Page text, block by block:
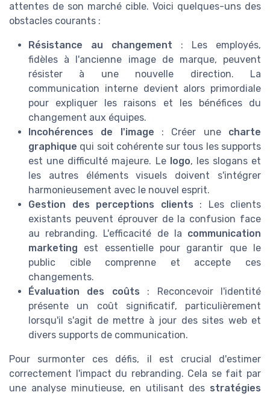
attentes de son marché cible. Voici quelques-uns des
obstacles courants :
Résistance au changement : Les employés,
fidèles à l'ancienne image de marque, peuvent
résister à une nouvelle direction. La
communication interne devient alors primordiale
pour expliquer les raisons et les bénéfices du
changement aux équipes.
Incohérences de l'image : Créer une charte
graphique qui soit cohérente sur tous les supports
est une difficulté majeure. Le logo, les slogans et
les autres éléments visuels doivent s'intégrer
harmonieusement avec le nouvel esprit.
Gestion des perceptions clients : Les clients
existants peuvent éprouver de la confusion face
au rebranding. L'efficacité de la communication
marketing est essentielle pour garantir que le
public cible comprenne et accepte ces
changements.
Évaluation des coûts : Reconcevoir l'identité
présente un coût significatif, particulièrement
lorsqu'il s'agit de mettre à jour des sites web et
divers supports de communication.
Pour surmonter ces défis, il est crucial d'estimer
correctement l'impact du rebranding. Cela se fait par
une analyse minutieuse, en utilisant des stratégies